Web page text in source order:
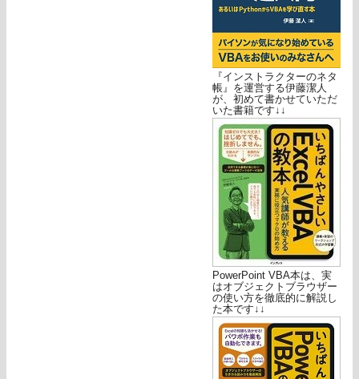
『インストラクターのネタ
帳』を運営する伊藤潔人
が、初めて書かせていただ
いた書籍です↓↓
PowerPoint VBA本は、実
はオブジェクトブラウザー
の使い方を徹底的に解説し
た本です↓↓